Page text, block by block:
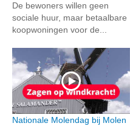
De bewoners willen geen
sociale huur, maar betaalbare
koopwoningen voor de...
Nationale Molendag bij Molen